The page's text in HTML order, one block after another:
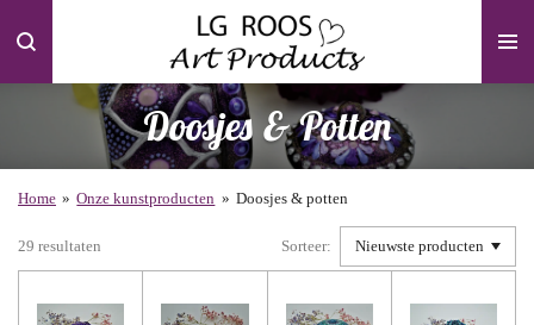
direct
hoofdinhoud
Doosjes & Potten
Home » Onze kunstproducten » Doosjes & potten
29 resultaten Sorteer: